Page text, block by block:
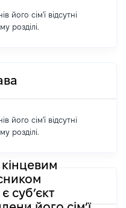
його сім'ї відсутні
розділі.
його сім'ї відсутні
розділі.
суб’єкт